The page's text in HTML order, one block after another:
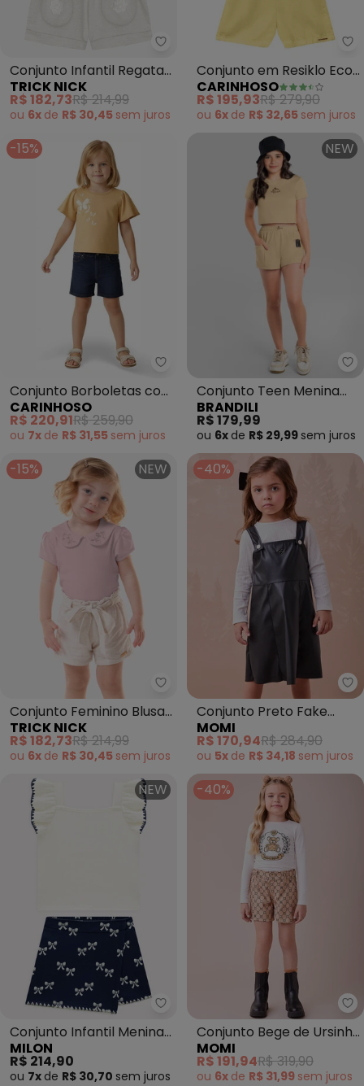
Trick Nick - Conjunto Infantil
Conjunto Infantil Regata
com Shorts (Amarelo)
TRICK NICK
R$ 182,73R$ 214,99
ou 6x de R$ 30,45 sem juros
Conjunto em Resiklo Eco
(Amarelo)
CARINHOSO
R$ 195,93R$ 279,90
ou 6x de R$ 32,65 sem juros
-15%
Carinhoso - Conjunto
Conjunto Borboletas com
Bordado e Jeans
(Amarelo)
CARINHOSO
R$ 220,91R$ 259,90
ou 7x de R$ 31,55 sem juros
NEW
Conjunto Teen Menina
em Moletinho (Bege)
BRANDILI
R$ 179,99
ou 6x de R$ 29,99 sem juros
-15% NEW
Trick Nick - Conjunto Feminino
Conjunto Feminino Blusa
com Shorts (Rosa)
TRICK NICK
R$ 182,73R$ 214,99
ou 6x de R$ 30,45 sem juros
-40%
Conjunto Preto Fake
Leather (Branco)
MOMI
R$ 170,94R$ 284,90
ou 5x de R$ 34,18 sem juros
NEW
Milon - Conjunto Infantil
Conjunto Infantil Menina
Laços (Branco)
MILON
R$ 214,90
ou 7x de R$ 30,70 sem juros
-40%
Conjunto Bege de Ursinho
com Strass (Branco)
MOMI
R$ 191,94R$ 319,90
ou 6x de R$ 31,99 sem juros